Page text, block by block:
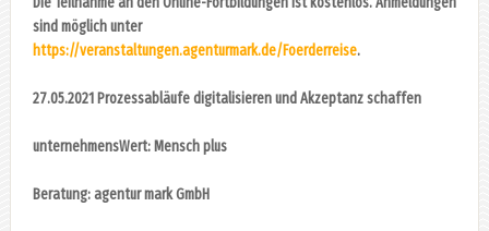
sind möglich unter
https://veranstaltungen.agenturmark.de/Foerderreise.
27.05.2021 Prozessabläufe digitalisieren und Akzeptanz schaffen
unternehmensWert: Mensch plus
Beratung: agentur mark GmbH